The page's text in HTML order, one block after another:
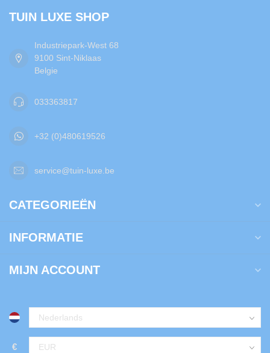
TUIN LUXE SHOP
Industriepark-West 68
9100 Sint-Niklaas
Belgie
033363817
+32 (0)480619526
service@tuin-luxe.be
CATEGORIEËN
INFORMATIE
MIJN ACCOUNT
€